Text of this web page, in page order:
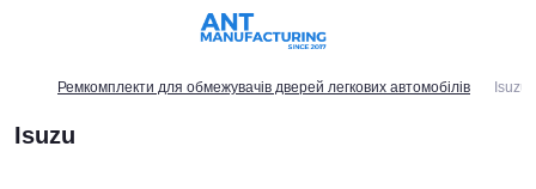
Ремкомплекти для обмежувачів дверей легкових автомобілів Isuzu
Isuzu